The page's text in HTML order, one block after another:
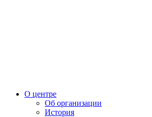
О центре
Об организации
История